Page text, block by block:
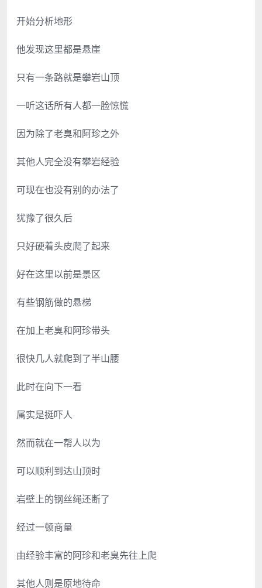
开始分析地形
他发现这里都是悬崖
只有一条路就是攀岩山顶
一听这话所有人都一脸惊慌
因为除了老臭和阿珍之外
其他人完全没有攀岩经验
可现在也没有别的办法了
犹豫了很久后
只好硬着头皮爬了起来
好在这里以前是景区
有些钢筋做的悬梯
在加上老臭和阿珍带头
很快几人就爬到了半山腰
此时在向下一看
属实是挺吓人
然而就在一帮人以为
可以顺利到达山顶时
岩壁上的钢丝绳还断了
经过一顿商量
由经验丰富的阿珍和老臭先往上爬
其他人则是原地待命